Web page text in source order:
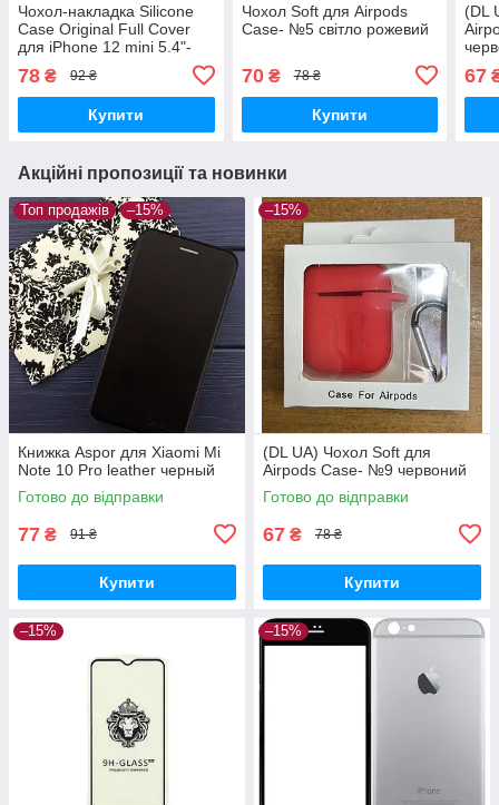
Чохол-накладка Silicone
Case Original Full Cover
для iPhone 12 mini 5.4"-
78 ₴ 92 ₴
Купити
Чохол Soft для Airpods
Case- №5 світло рожевий
70₴ 78 ₴
Купити
(DL
67
Акційні пропозиції та новинки
Топ продажів –15%
Книжка Aspor для Xiaomi Mi
Note 10 Pro leather черный
Готово до відправки
77 ₴ 91 ₴
Купити
–15%
(DL UA) Чохол Soft для
Airpods Case- №9 червоний
Готово до відправки
67 ₴ 78 ₴
Купити
–15% –15%